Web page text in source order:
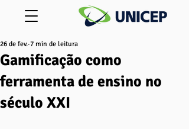
Gamificação como
ferramenta de ensino no
século XXI
26 de fev. 7 min de leitura